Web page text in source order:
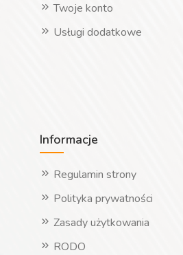
Twoje konto
Usługi dodatkowe
Informacje
Regulamin strony
Polityka prywatności
Zasady użytkowania
RODO